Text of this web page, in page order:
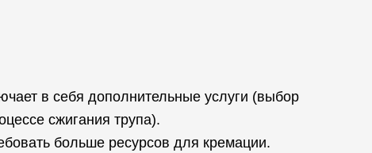
в себя дополнительные услуги (выбор
сжигания трупа).
больше ресурсов для кремации.